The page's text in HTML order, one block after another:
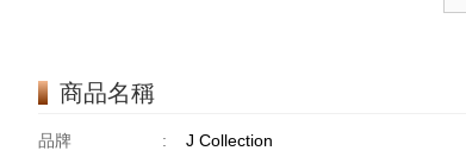
商品名稱
品牌 : J Collection